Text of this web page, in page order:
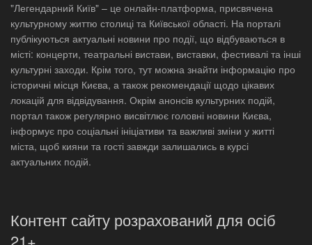
"Легендарний Київ" – це онлайн-платформа, присвячена
культурному життю столиці та Київської області. На порталі
публікуються актуальні новини про події, що відбуваються в
місті: концерти, театральні вистави, виставки, фестивалі та інші
культурні заходи. Крім того, тут можна знайти інформацію про
історичні місця Києва, а також рекомендації щодо цікавих
локацій для відвідування. Окрім анонсів культурних подій,
портал також регулярно висвітлює головні новини Києва,
інформує про соціальні ініціативи та важливі зміни у житті
міста, щоб кияни та гості завжди залишались в курсі
актуальних подій.
Контент сайту розрахований для осіб